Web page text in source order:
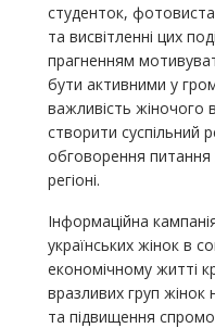
студенток,
та висвітленні цих
прагненням
бути активними у
важливість жіночого
створити суспільний
обговорення питання
регіоні.
Інформаційна
українських жінок в
економічному житті
вразливих груп жінок
та підвищення